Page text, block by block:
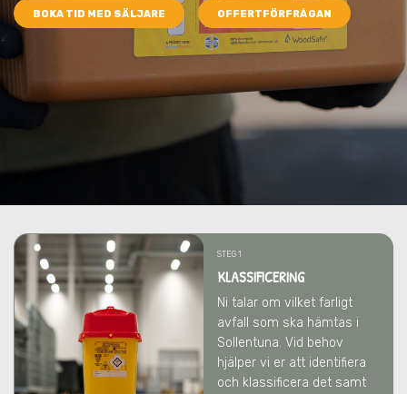
BOKA TID MED SÄLJARE OFFERTFÖRFRÅGAN
STEG 1
KLASSIFICERING
Ni talar om vilket farligt
avfall som ska hämtas i
Sollentuna. Vid behov
hjälper vi er att identifiera
och klassificera det samt